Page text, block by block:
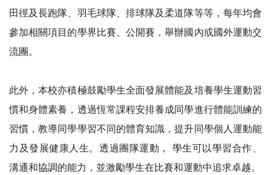
田徑及長跑隊、羽毛球隊、排球隊及柔道隊等等，每年均會
參加相關項目的學界比賽、公開賽，舉辦國內或國外運動交
流團。
此外，本校亦積極鼓勵學生全面發展體能及培養學生運動習
慣和身體素養，透過恆常課程安排養成同學進行體能訓練的
習慣，教導同學學習不同的體育知識，提升同學個人運動能
力及發展健康人生。透過團隊運動， 學生可以學習合作、
溝通和協調的能力，並激勵學生在比賽和運動中追求卓越。